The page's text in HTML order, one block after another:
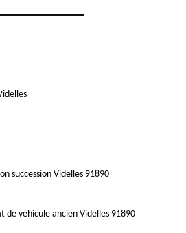
succession Videlles 91890
de véhicule ancien Videlles 91890